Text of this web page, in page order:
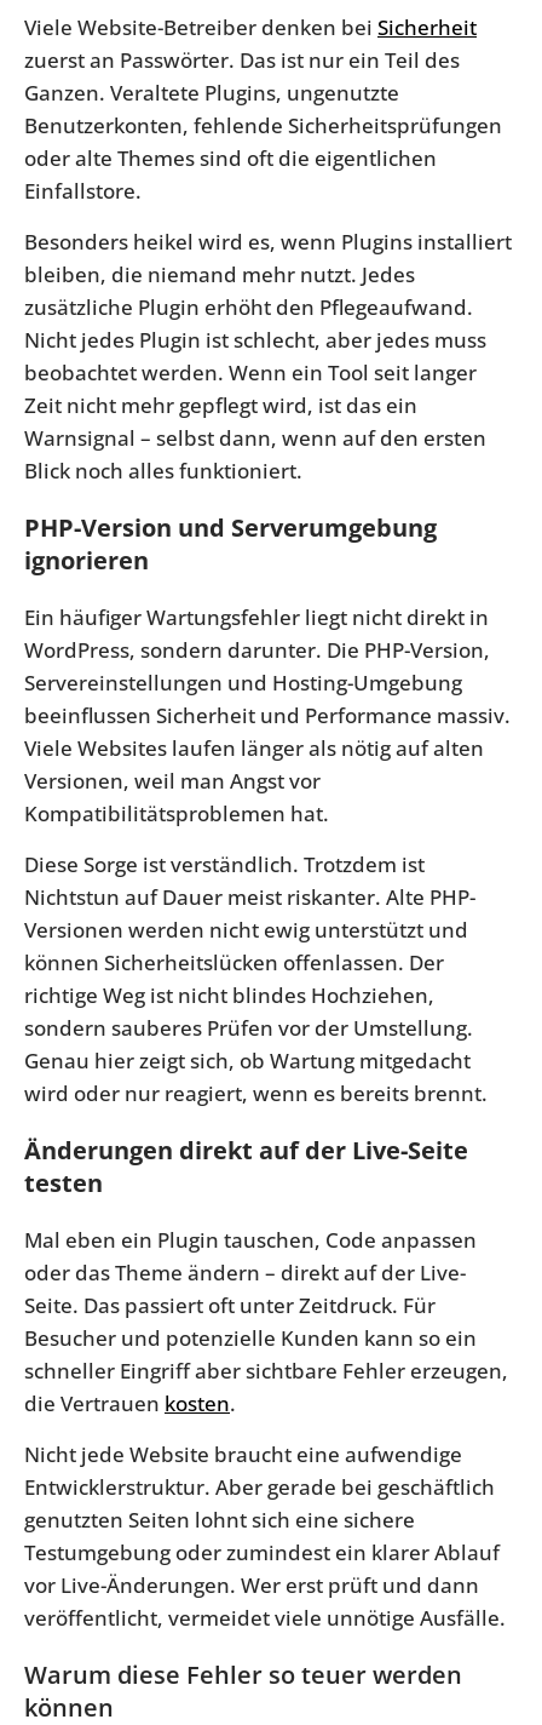
Viele Website-Betreiber denken bei Sicherheit
zuerst an Passwörter. Das ist nur ein Teil des
Ganzen. Veraltete Plugins, ungenutzte
Benutzerkonten, fehlende Sicherheitsprüfungen
oder alte Themes sind oft die eigentlichen
Einfallstore.
Besonders heikel wird es, wenn Plugins installiert
bleiben, die niemand mehr nutzt. Jedes
zusätzliche Plugin erhöht den Pflegeaufwand.
Nicht jedes Plugin ist schlecht, aber jedes muss
beobachtet werden. Wenn ein Tool seit langer
Zeit nicht mehr gepflegt wird, ist das ein
Warnsignal – selbst dann, wenn auf den ersten
Blick noch alles funktioniert.
PHP-Version und Serverumgebung
ignorieren
Ein häufiger Wartungsfehler liegt nicht direkt in
WordPress, sondern darunter. Die PHP-Version,
Servereinstellungen und Hosting-Umgebung
beeinflussen Sicherheit und Performance massiv.
Viele Websites laufen länger als nötig auf alten
Versionen, weil man Angst vor
Kompatibilitätsproblemen hat.
Diese Sorge ist verständlich. Trotzdem ist
Nichtstun auf Dauer meist riskanter. Alte PHP-
Versionen werden nicht ewig unterstützt und
können Sicherheitslücken offenlassen. Der
richtige Weg ist nicht blindes Hochziehen,
sondern sauberes Prüfen vor der Umstellung.
Genau hier zeigt sich, ob Wartung mitgedacht
wird oder nur reagiert, wenn es bereits brennt.
Änderungen direkt auf der Live-Seite
testen
Mal eben ein Plugin tauschen, Code anpassen
oder das Theme ändern – direkt auf der Live-
Seite. Das passiert oft unter Zeitdruck. Für
Besucher und potenzielle Kunden kann so ein
schneller Eingriff aber sichtbare Fehler erzeugen,
die Vertrauen kosten.
Nicht jede Website braucht eine aufwendige
Entwicklerstruktur. Aber gerade bei geschäftlich
genutzten Seiten lohnt sich eine sichere
Testumgebung oder zumindest ein klarer Ablauf
vor Live-Änderungen. Wer erst prüft und dann
veröffentlicht, vermeidet viele unnötige Ausfälle.
Warum diese Fehler so teuer werden
können